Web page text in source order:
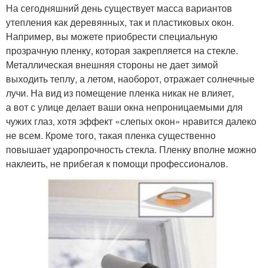
На сегодняшний день существует масса вариантов
утепления как деревянных, так и пластиковых окон.
Например, вы можете приобрести специальную
прозрачную пленку, которая закрепляется на стекле.
Металлическая внешняя стороны не дает зимой
выходить теплу, а летом, наоборот, отражает солнечные
лучи. На вид из помещение пленка никак не влияет,
а вот с улице делает ваши окна непроницаемыми для
чужих глаз, хотя эффект «слепых окон» нравится далеко
не всем. Кроме того, такая пленка существенно
повышает ударопрочность стекла. Пленку вполне можно
наклеить, не прибегая к помощи профессионалов.